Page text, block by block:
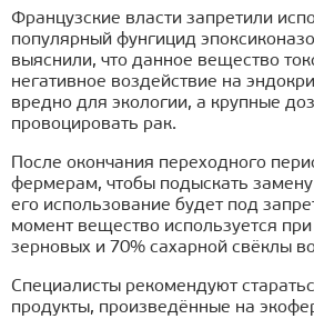
Французские власти запретили
популярный фунгицид
выяснили, что данное вещество
негативное воздействие на
вредно для экологии, а крупные
провоцировать рак.
После окончания переходного
фермерам, чтобы подыскать замену
его использование будет под
момент вещество используется
зерновых и 70% сахарной свёклы
Специалисты рекомендуют
продукты, произведённые на